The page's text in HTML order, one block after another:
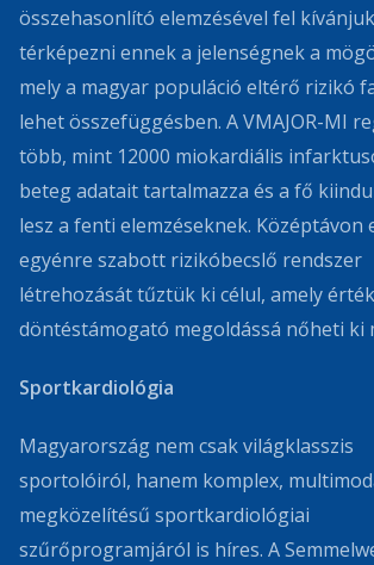
összehasonlító elemzésével fel kívánjuk
térképezni ennek a jelenségnek a
mely a magyar populáció eltérő rizikó
lehet összefüggésben. A VMAJOR-MI
több, mint 12000 miokardiális
beteg adatait tartalmazza és a fő
lesz a fenti elemzéseknek. Középtávon
egyénre szabott rizikóbecslő rendszer
létrehozását tűztük ki célul, amely
döntéstámogató megoldássá nőheti ki
Sportkardiológia
Magyarország nem csak világklasszis
sportolóiról, hanem komplex,
megközelítésű sportkardiológiai
szűrőprogramjáról is híres. A